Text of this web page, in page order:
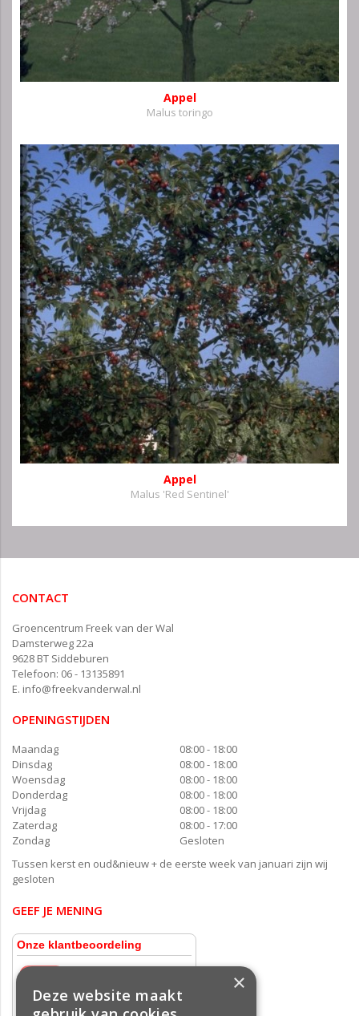
Appel
Malus toringo
Appel
Malus 'Red Sentinel'
CONTACT
Groencentrum Freek van der Wal
Damsterweg 22a
9628 BT Siddeburen
Telefoon: 06 - 13135891
E. info@freekvanderwal.nl
OPENINGSTIJDEN
Maandag
08:00 - 18:00
Dinsdag
08:00 - 18:00
Woensdag
08:00 - 18:00
Donderdag
08:00 - 18:00
Vrijdag
08:00 - 18:00
Zaterdag
08:00 - 17:00
Zondag
Gesloten
Tussen kerst en oud&nieuw + de eerste week van januari zijn wij
gesloten
GEEF JE MENING
×
Deze website maakt